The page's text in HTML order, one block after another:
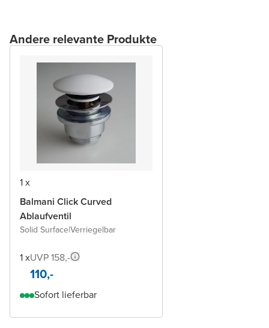
Andere relevante Produkte
1 x
Balmani Click Curved
Ablaufventil
Solid Surface|Verriegelbar
1 xUVP 158,-
110,-
Sofort lieferbar